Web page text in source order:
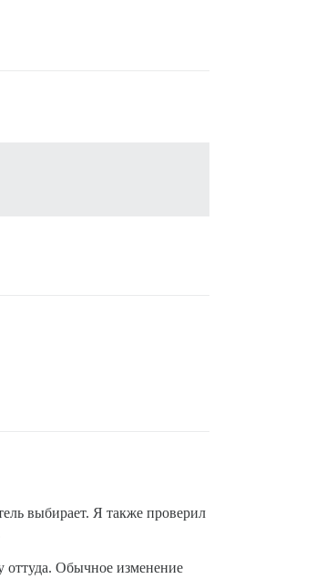
выбирает. Я также проверил
оттуда. Обычное изменение